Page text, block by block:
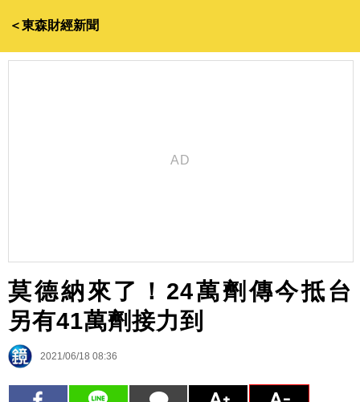
＜東森財經新聞
莫德納來了！24萬劑傳今抵台
另有41萬劑接力到
2021/06/18 08:36